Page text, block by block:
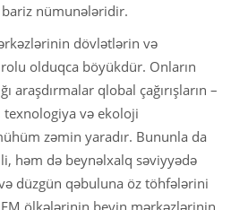
nümunələridir.
dövlətlərin və
olduqca böyükdür. Onların
araşdırmalar qlobal çağırışların –
və ekoloji
zəmin yaradır. Bununla da
həm də beynəlxalq səviyyədə
düzgün qəbuluna öz töhfələrini
ölkələrinin beyin mərkəzlərinin